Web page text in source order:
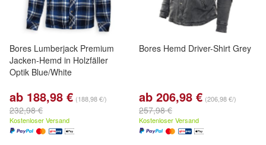
Bores Lumberjack Premium
Jacken-Hemd in Holzfäller
Optik Blue/White
ab 188,98 € (188,98 €/)
232,98 €
Kostenloser Versand
Bores Hemd Driver-Shirt Grey
ab 206,98 € (206,98 €/)
257,98 €
Kostenloser Versand